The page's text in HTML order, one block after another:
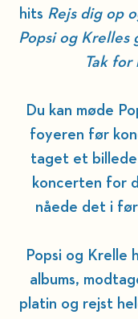
hits Rejs dig op
Popsi og Krelles
Tak for
Du kan møde
foyeren før
taget et
koncerten for
nåede det i
Popsi og Krelle
albums,
platin og rejst